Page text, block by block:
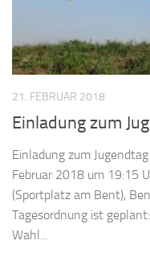
21. FEBRUAR 2018
Einladung zum
Einladung zum
Februar 2018 um 19:15
(Sportplatz am Bent),
Tagesordnung ist
Wahl...